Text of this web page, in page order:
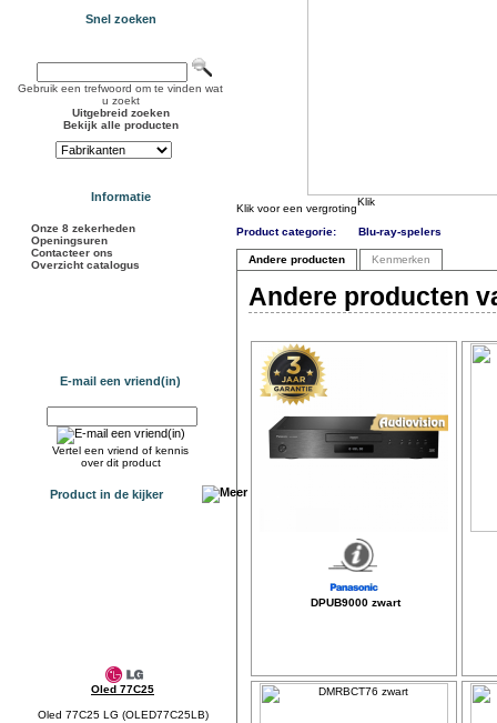
Snel zoeken
Gebruik een trefwoord om te vinden wat
u zoekt
Uitgebreid zoeken
Bekijk alle producten
Informatie
Onze 8 zekerheden
Openingsuren
Contacteer ons
Overzicht catalogus
E-mail een vriend(in)
Vertel een vriend of kennis
over dit product
Product in de kijker
Oled 77C25
Oled 77C25 LG (OLED77C25LB)
Klik voor een vergroting
Product categorie:
Blu-ray-spelers
Andere producten Kenmerken
Andere producten
DPUB9000 zwart